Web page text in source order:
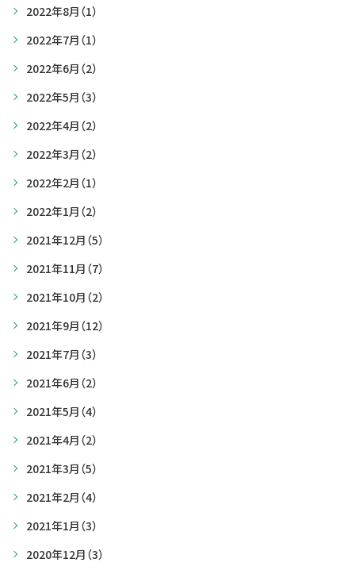
2022年8月 （1）
2022年7月 （1）
2022年6月 （2）
2022年5月 （3）
2022年4月 （2）
2022年3月 （2）
2022年2月 （1）
2022年1月 （2）
2021年12月 （5）
2021年11月 （7）
2021年10月 （2）
2021年9月 （12）
2021年7月 （3）
2021年6月 （2）
2021年5月 （4）
2021年4月 （2）
2021年3月 （5）
2021年2月 （4）
2021年1月 （3）
2020年12月 （3）